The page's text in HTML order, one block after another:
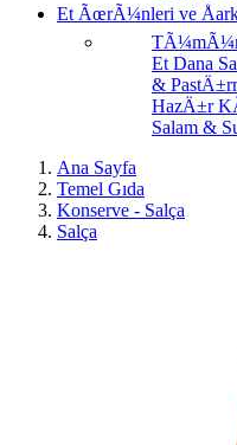
Et ÃœrÃ¼nleri ve
Et Dana
&
HazÄ±r
Salam &
Ana Sayfa
Temel Gıda
Konserve - Salça
Salça